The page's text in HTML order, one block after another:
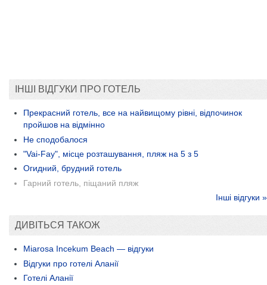
ІНШІ ВІДГУКИ ПРО ГОТЕЛЬ
Прекрасний готель, все на найвищому рівні, відпочинок
пройшов на відмінно
Не сподобалося
"Vai-Fay", місце розташування, пляж на 5 з 5
Огидний, брудний готель
Гарний готель, піщаний пляж
Інші відгуки »
ДИВІТЬСЯ ТАКОЖ
Miarosa Incekum Beach — відгуки
Відгуки про готелі Аланії
Готелі Аланії